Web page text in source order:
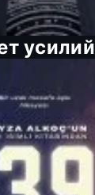
усилий